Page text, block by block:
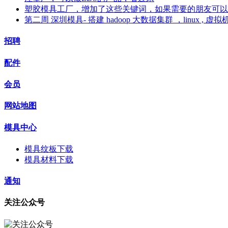
塑胶模具工厂，增加了这些关键词，如果需要的朋友可
第二周 深圳模具- 搭建 hadoop 大数据集群 ，linux , 虚拟
招聘
配件
会员
网站地图
模具中心
模具纹板下载
模具材料下载
通知
关注公众号